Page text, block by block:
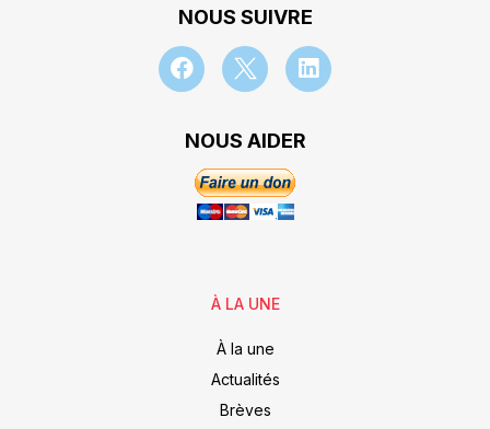
NOUS SUIVRE
NOUS AIDER
À LA UNE
À la une
Actualités
Brèves